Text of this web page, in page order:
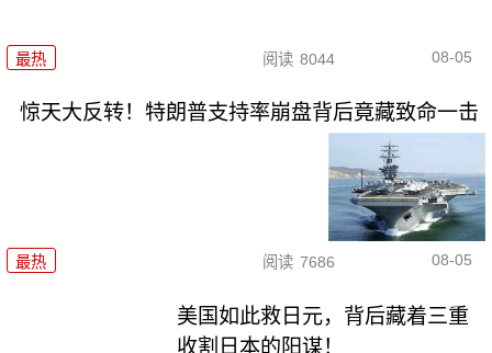
最热 阅读 8044 08-05
惊天大反转！特朗普支持率崩盘背后竟藏致命一击
最热 阅读 7686 08-05
美国如此救日元，背后藏着三重
收割日本的阳谋！